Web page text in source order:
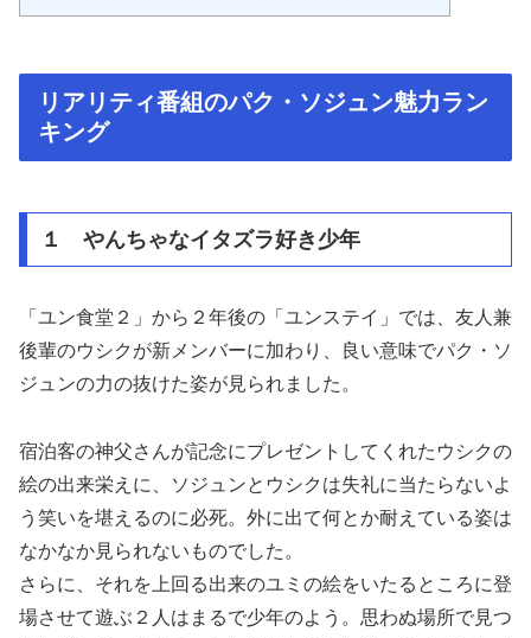
リアリティ番組のパク・ソジュン魅力ラン
キング
１ やんちゃなイタズラ好き少年
「ユン食堂２」から２年後の「ユンステイ」では、友人兼
後輩のウシクが新メンバーに加わり、良い意味でパク・ソ
ジュンの力の抜けた姿が見られました。
宿泊客の神父さんが記念にプレゼントしてくれたウシクの
絵の出来栄えに、ソジュンとウシクは失礼に当たらないよ
う笑いを堪えるのに必死。外に出て何とか耐えている姿は
なかなか見られないものでした。
さらに、それを上回る出来のユミの絵をいたるところに登
場させて遊ぶ２人はまるで少年のよう。思わぬ場所で見つ